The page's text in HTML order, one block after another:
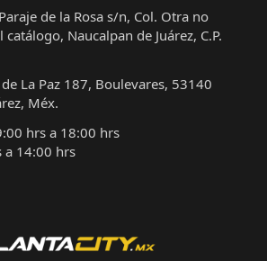
de la Rosa s/n, Col. Otra no
Naucalpan de Juárez, C.P.
La Paz 187, Boulevares, 53140
Méx.
hrs a 18:00 hrs
a 14:00 hrs